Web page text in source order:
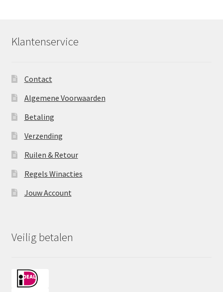
Klantenservice
Contact
Algemene Voorwaarden
Betaling
Verzending
Ruilen & Retour
Regels Winacties
Jouw Account
Veilig betalen